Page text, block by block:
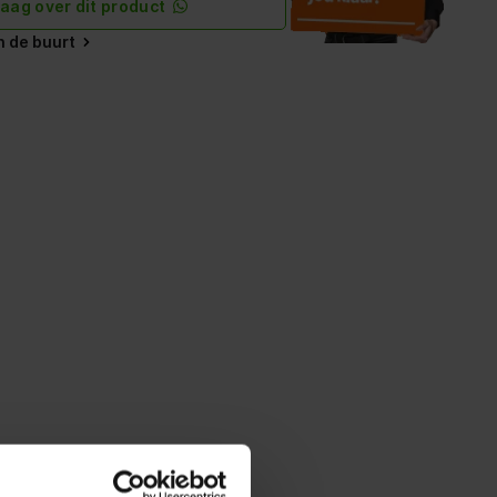
over dit product
de buurt